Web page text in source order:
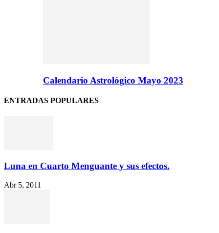
Calendario Astrológico Mayo 2023
ENTRADAS POPULARES
Luna en Cuarto Menguante y sus efectos.
Abr 5, 2011